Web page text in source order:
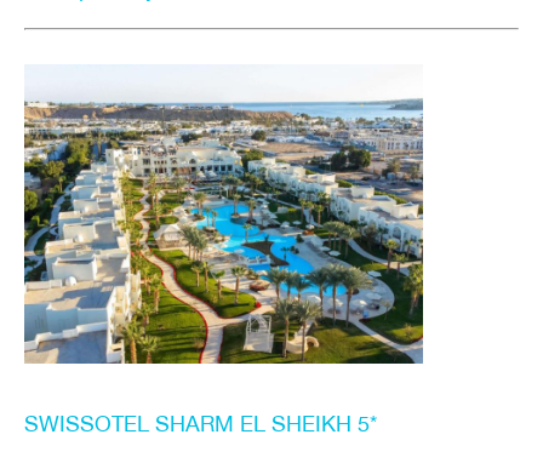
SWISSOTEL SHARM EL SHEIKH 5*